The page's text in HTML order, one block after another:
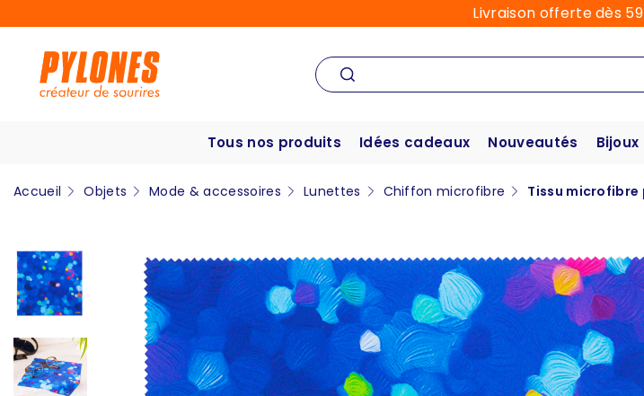
Livraison offerte dès
Tous nos produits Idées cadeaux Nouveautés Bijoux
Accueil Objets Mode & accessoires Lunettes Chiffon microfibre Tissu microfibre